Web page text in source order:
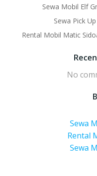
Sewa Mobil Elf
Sewa Pick
Rental Mobil Matic
No
Sewa
Rental
Sewa